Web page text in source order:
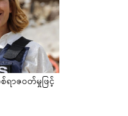
ာဇဝတ်မှုဖြင့်